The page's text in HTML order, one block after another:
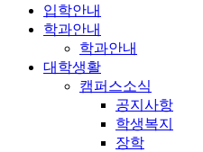
입학안내
학과안내
학과안내
대학생활
캠퍼스소식
공지사항
학생복지
장학